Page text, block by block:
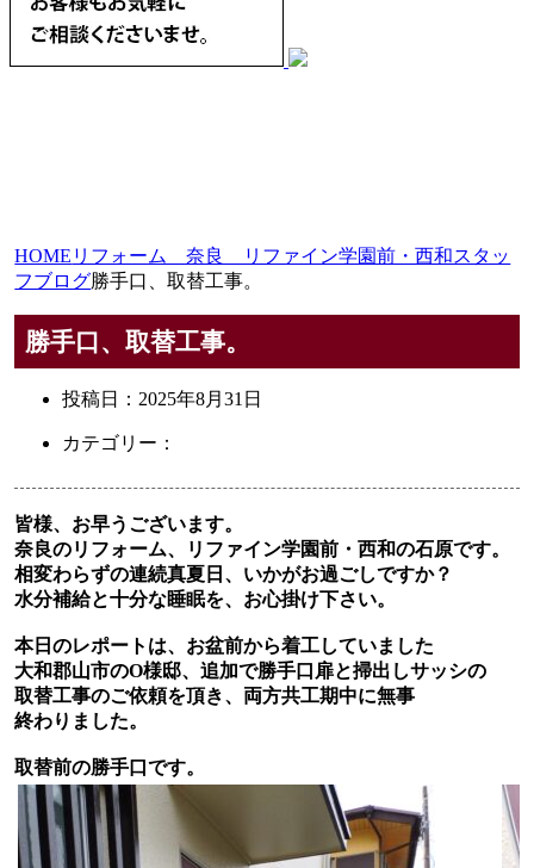
HOME リフォーム 奈良 リファイン学園前・西和スタッ
フブログ勝手口、取替工事。
勝手口、取替工事。
投稿日： 2025年8月31日
カテゴリー：
皆様、お早うございます。
奈良のリフォーム、リファイン学園前・西和の石原です。
相変わらずの連続真夏日、いかがお過ごしですか？
水分補給と十分な睡眠を、お心掛け下さい。
本日のレポートは、お盆前から着工していました
大和郡山市のO様邸、追加で勝手口扉と掃出しサッシの
取替工事のご依頼を頂き、両方共工期中に無事
終わりました。
取替前の勝手口です。